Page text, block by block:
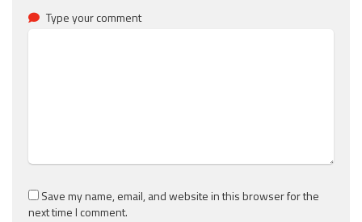
Type your comment
Save my name, email, and website in this browser for the
next time I comment.